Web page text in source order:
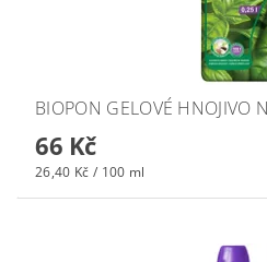
BIOPON GELOVÉ HNOJIVO
66 Kč
26,40 Kč / 100 ml